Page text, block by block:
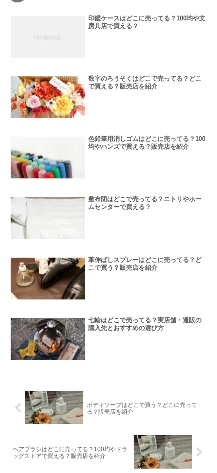
印鑑ケースはどこに売ってる？100均や文
房具店で買える？
数字のろうそくはどこで売ってる？どこ
で買える？販売店を紹介
色鉛筆用消しゴムはどこに売ってる？100
均やハンズで買える？販売店を紹介
敷布団はどこで売ってる？ニトリやホー
ムセンターで買える？
革伸ばしスプレーはどこに売ってる？ど
こで買う？販売店を紹介
七輪はどこで売ってる？実店舗・通販の
購入先とおすすめの選び方
ボディソープはどこで買う？どこに売って
る？販売店を紹介
ヘアブラシはどこに売ってる？100均やドラ
ッグストアで買える？販売店を紹介